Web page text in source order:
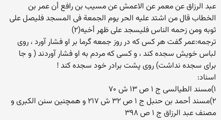
عبد الرزاق عن معمر عن الاعمش عن مسیب بن رافع أن عمر بن
الخطاب قال من اشتد علیه الحر یوم الجمعة فی المسجد فلیصل على
ثوبه ومن زحمه الناس فلیسجد على ظهر أخیه(۲)
ترجمه:عمر گفت هر کس که در روز جمعه گرما بر او فشار آورد ، روی
لباس خویش سجده کند ، و کسی که مردم به او فشار آوردند ( و جا
برای سجده نداشت) روی پشت برادر خود سجده کند !
اسناد:
۱)مسند الطیالسی ج ۱ ص ۱۳ ش ۷۰
۲)مسند أحمد بن حنبل ج ۱ ص ۳۲ ش ۲۱۷ و همچنین سنن الکبری و
مصنف عبد الرزاق ج ۱ ص ۳۹۸